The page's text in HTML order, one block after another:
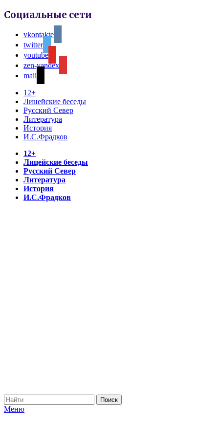
Социальные сети
vkontakte
twitter
youtube
zen-yandex
mail
12+
Лицейские беседы
Русский Север
Литература
История
И.С.Фрадков
12+
Лицейские беседы
Русский Север
Литература
История
И.С.Фрадков
Меню